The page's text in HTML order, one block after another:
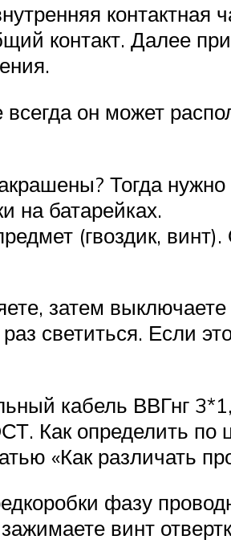
контактная
контакт. Далее
он может
Тогда нужно
на батарейках.
(гвоздик,
затем
светиться. Если
кабель ВВГнг
Как определить по
«Как различать
фазу
винт